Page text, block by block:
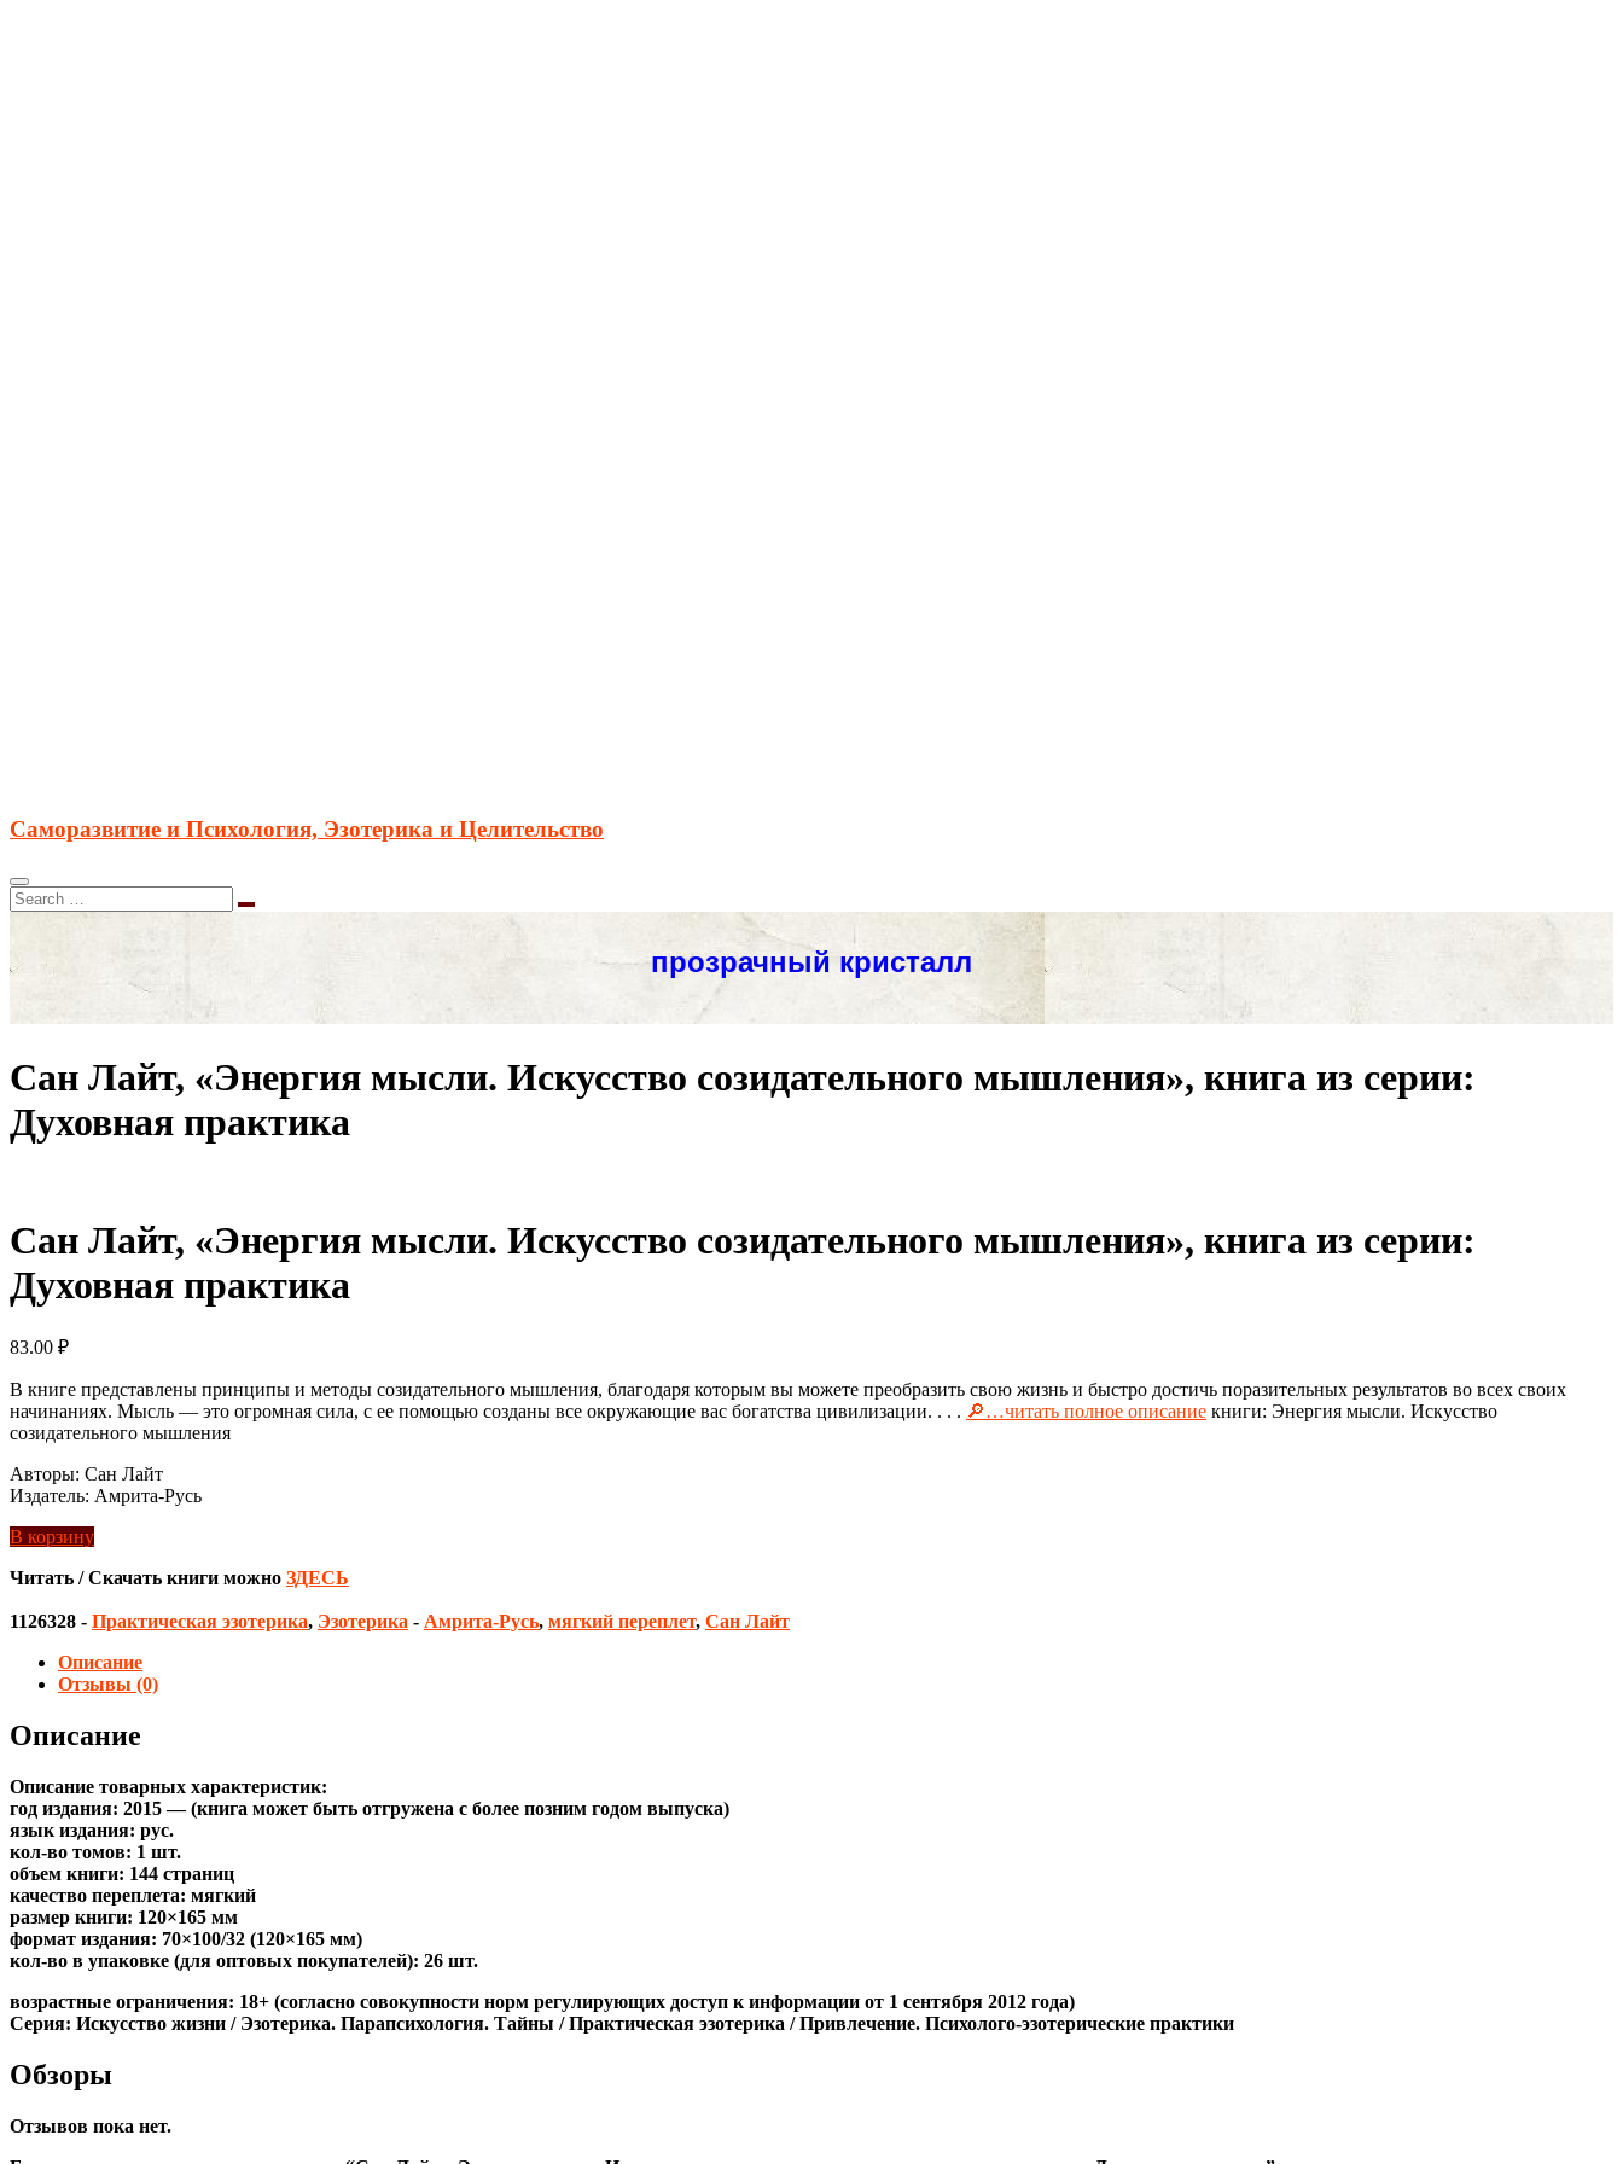
Саморазвитие и Психология, Эзотерика и Целительство
Сан Лайт, «Энергия мысли. Искусство созидательного мышления», книга из серии:
Духовная практика
Сан Лайт, «Энергия мысли. Искусство созидательного мышления», книга из серии:
Духовная практика
83.00 ₽
В книге представлены принципы и методы созидательного мышления, благодаря которым вы можете преобразить свою жизнь и быстро достичь поразительных результатов во всех своих
начинаниях. Мысль — это огромная сила, с ее помощью созданы все окружающие вас богатства цивилизации. . . . 🔎…читать полное описание книги: Энергия мысли. Искусство
созидательного мышления
Авторы: Сан Лайт
Издатель: Амрита-Русь
В корзину
Читать / Скачать книги можно ЗДЕСЬ
1126328 - Практическая эзотерика, Эзотерика - Амрита-Русь, мягкий переплет, Сан Лайт
Описание
Отзывы (0)
Описание
Описание товарных характеристик:
год издания: 2015 — (книга может быть отгружена c более позним годом выпуска)
язык издания: рус.
кол-во томов: 1 шт.
объем книги: 144 страниц
качество переплета: мягкий
размер книги: 120×165 мм
формат издания: 70×100/32 (120×165 мм)
кол-во в упаковке (для оптовых покупателей): 26 шт.
возрастные ограничения: 18+ (согласно совокупности норм регулирующих доступ к информации от 1 сентября 2012 года)
Серия: Искусство жизни / Эзотерика. Парапсихология. Тайны / Практическая эзотерика / Привлечение. Психолого-эзотерические практики
Обзоры
Отзывов пока нет.